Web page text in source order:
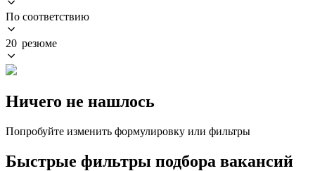
По соответствию
20 резюме
Ничего не нашлось
Попробуйте изменить формулировку или фильтры
Быстрые фильтры подбора вакансий